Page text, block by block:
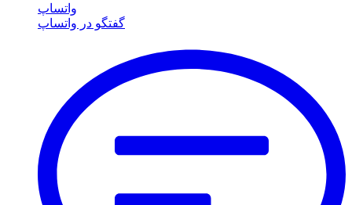
واتساپ
گفتگو در واتساپ